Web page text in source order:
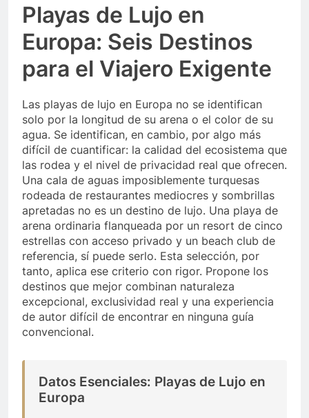
Playas de Lujo en
Europa: Seis Destinos
para el Viajero Exigente
Las playas de lujo en Europa no se identifican
solo por la longitud de su arena o el color de su
agua. Se identifican, en cambio, por algo más
difícil de cuantificar: la calidad del ecosistema que
las rodea y el nivel de privacidad real que ofrecen.
Una cala de aguas imposiblemente turquesas
rodeada de restaurantes mediocres y sombrillas
apretadas no es un destino de lujo. Una playa de
arena ordinaria flanqueada por un resort de cinco
estrellas con acceso privado y un beach club de
referencia, sí puede serlo. Esta selección, por
tanto, aplica ese criterio con rigor. Propone los
destinos que mejor combinan naturaleza
excepcional, exclusividad real y una experiencia
de autor difícil de encontrar en ninguna guía
convencional.
Datos Esenciales: Playas de Lujo en
Europa